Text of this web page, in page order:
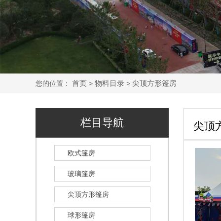
您的位置： 首页 > 物料目录 > 尖顶方形篷房
栏目导航
欧式篷房
玻璃篷房
尖顶方形篷房
球形篷房
尖顶